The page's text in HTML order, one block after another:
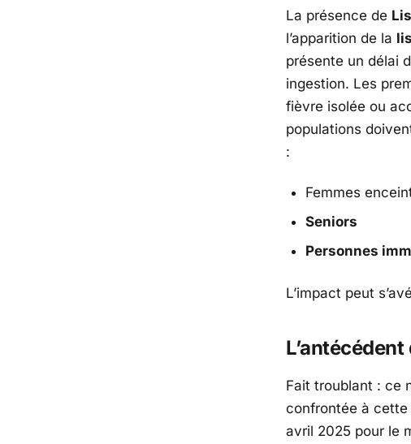
La présence de
l’apparition de la
présente un délai
ingestion. Les
fièvre isolée ou
populations
:
Femmes
Seniors
Personnes
L’impact peut
Fait troublant : ce
confrontée à cette
avril 2025 pour le